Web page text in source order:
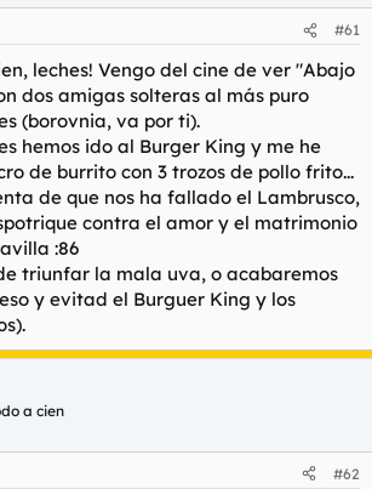
#61
leches! Vengo del cine de ver "Abajo
dos amigas solteras al más puro
(borovnia, va por ti).
hemos ido al Burger King y me he
de burrito con 3 trozos de pollo frito...
de que nos ha fallado el Lambrusco,
contra el amor y el matrimonio
:86
triunfar la mala uva, o acabaremos
y evitad el Burguer King y los
a cien
#62